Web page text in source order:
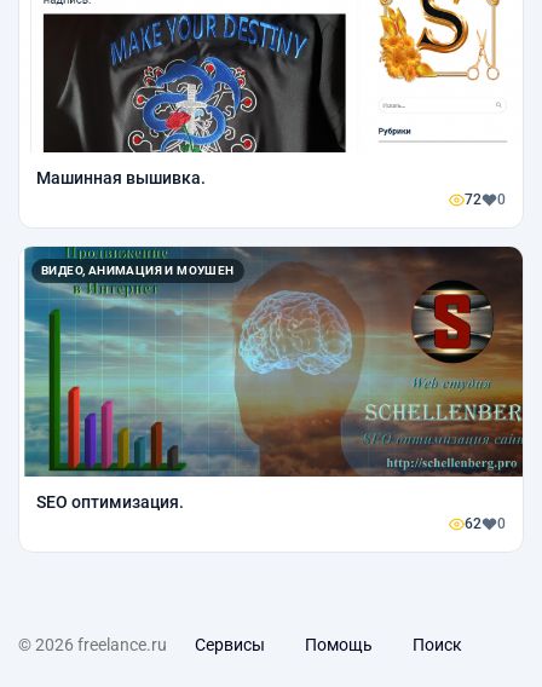
Машинная вышивка.
72 0
ВИДЕО, АНИМАЦИЯ И МОУШЕН
SEO оптимизация.
62 0
© 2026 freelance.ru Сервисы Помощь Поиск